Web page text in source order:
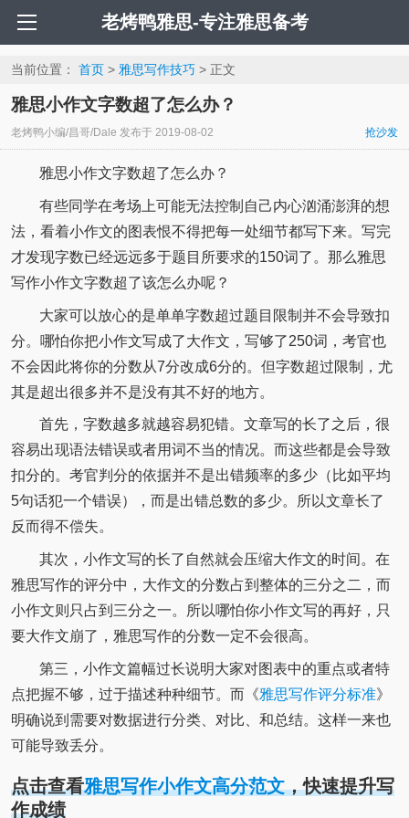
老烤鸭雅思-专注雅思备考
当前位置： 首页> 雅思写作技巧> 正文
雅思小作文字数超了怎么办？
老烤鸭小编/昌哥/Dale 发布于 2019-08-02 抢沙发
雅思小作文字数超了怎么办？
有些同学在考场上可能无法控制自己内心汹涌澎湃的想
法，看着小作文的图表恨不得把每一处细节都写下来。写完
才发现字数已经远远多于题目所要求的150词了。那么雅思
写作小作文字数超了该怎么办呢？
大家可以放心的是单单字数超过题目限制并不会导致扣
分。哪怕你把小作文写成了大作文，写够了250词，考官也
不会因此将你的分数从7分改成6分的。但字数超过限制，尤
其是超出很多并不是没有其不好的地方。
首先，字数越多就越容易犯错。文章写的长了之后，很
容易出现语法错误或者用词不当的情况。而这些都是会导致
扣分的。考官判分的依据并不是出错频率的多少（比如平均
5句话犯一个错误），而是出错总数的多少。所以文章长了
反而得不偿失。
其次，小作文写的长了自然就会压缩大作文的时间。在
雅思写作的评分中，大作文的分数占到整体的三分之二，而
小作文则只占到三分之一。所以哪怕你小作文写的再好，只
要大作文崩了，雅思写作的分数一定不会很高。
第三，小作文篇幅过长说明大家对图表中的重点或者特
点把握不够，过于描述种种细节。而《雅思写作评分标准》
明确说到需要对数据进行分类、对比、和总结。这样一来也
可能导致丢分。
点击查看雅思写作小作文高分范文，快速提升写
作成绩